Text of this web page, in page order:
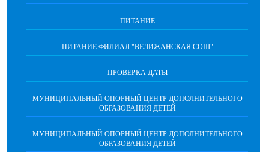
ПИТАНИЕ
ПИТАНИЕ ФИЛИАЛ "ВЕЛИЖАНСКАЯ СОШ"
ПРОВЕРКА ДАТЫ
МУНИЦИПАЛЬНЫЙ ОПОРНЫЙ ЦЕНТР ДОПОЛНИТЕЛЬНОГО
ОБРАЗОВАНИЯ ДЕТЕЙ
МУНИЦИПАЛЬНЫЙ ОПОРНЫЙ ЦЕНТР ДОПОЛНИТЕЛЬНОГО
ОБРАЗОВАНИЯ ДЕТЕЙ